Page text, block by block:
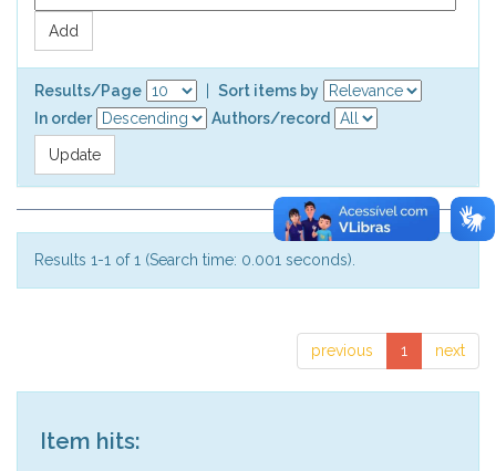
Results/Page
Sort items by
In order
Authors/record
Results 1-1 of 1 (Search time: 0.001 seconds).
previous 1 next
Item hits: